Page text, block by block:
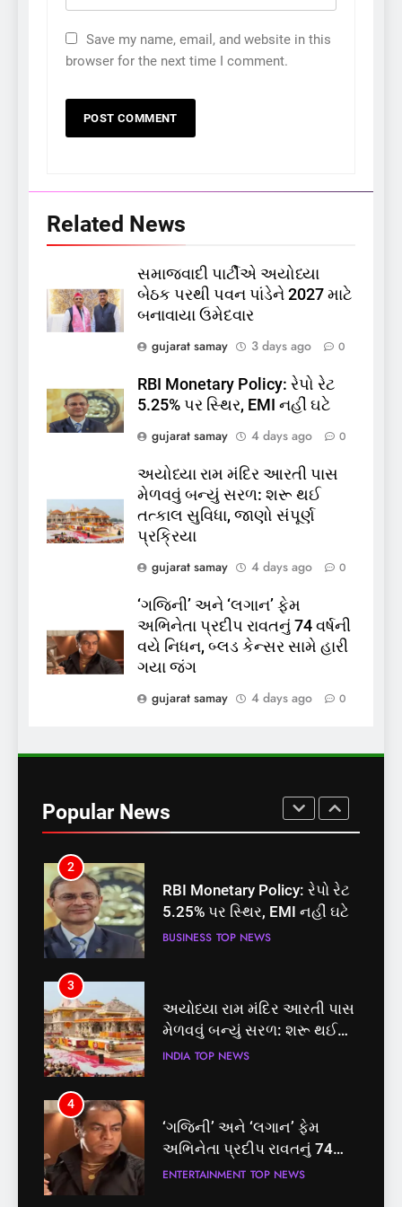
Save my name, email, and website in this
browser for the next time I comment.
Related News
સમાજવાદી પાર્ટીએ અયોધ્યા
બેઠક પરથી પવન પાંડેને 2027 માટે
બનાવાયા ઉમેદવાર
gujarat samay
3 days ago 0
RBI Monetary Policy: રેપો રેટ
5.25% પર સ્થિર, EMI નહીં ઘટે
gujarat samay
4 days ago 0
અયોધ્યા રામ મંદિર આરતી પાસ
મેળવવું બન્યું સરળ: શરૂ થઈ
તત્કાલ સુવિધા, જાણો સંપૂર્ણ
પ્રક્રિયા
gujarat samay
4 days ago 0
‘ગજિની’ અને ‘લગાન’ ફેમ
અભિનેતા પ્રદીપ રાવતનું 74 વર્ષની
વયે નિધન, બ્લડ કેન્સર સામે હારી
ગયા જંગ
gujarat samay
4 days ago 0
Popular News
કોડીનારના છારા દરિયાકાંઠે પાંચ
કિશોરો ડૂબ્યા, 3નો બચાવ, 2
લાપતા
GUJARAT TOP NEWS
6
પાસપોર્ટ વેરિફિકેશન માટે હવે
પોલીસ સ્ટેશનના ધક્કામાંથી
પ્રક્રિયા બની સરળ
GUJARAT TOP NEWS
7
રાજ્યસભામાં ‘જન્મ અને મૃત્યુ
પાસ, વિપક્ષનો ઉગ્ર હોબાળો
8
શું તમારું મધ કે ઘી ખરેખર શુદ્ધ
છે? FSSAIએ ડાબરના દાવાઓની
પોલ ખોલી, મૂક્યો પ્રતિબંધ
INDIA TOP NEWS
બેઠક પરથી પવન પાંડેને 2027
માટે બનાવાયા ઉમેદવાર
INDIA
2
RBI Monetary Policy: રેપો રેટ
5.25% પર સ્થિર, EMI નહીં ઘટે
BUSINESS TOP NEWS
3
અયોધ્યા રામ મંદિર આરતી પાસ
મેળવવું બન્યું સરળ: શરૂ થઈ
તત્કાલ સુવિધા, જાણો સંપૂર્ણ
INDIA TOP NEWS
4
‘ગજિની’ અને ‘લગાન’ ફેમ
અભિનેતા પ્રદીપ રાવતનું 74
વર્ષની વયે નિધન, બ્લડ કેન્સર
ENTERTAINMENT TOP NEWS